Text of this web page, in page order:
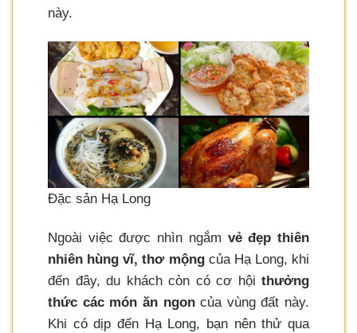
này.
Đặc sản Hạ Long
Ngoài việc được nhìn ngắm vẻ đẹp thiên
nhiên hùng vĩ, thơ mộngcủa Hạ Long, khi
đến đây, du khách còn có cơ hội thưởng
thức các món ăn ngoncủa vùng đất này.
Khi có dịp đến Hạ Long, bạn nên thử qua